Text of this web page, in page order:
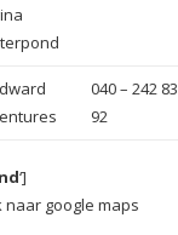
040 – 242 83
92
‘]
google maps